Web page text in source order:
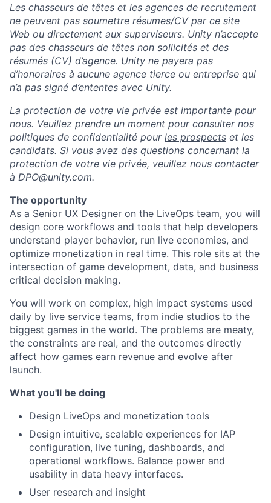
Les chasseurs de têtes et les agences de recrutement
ne peuvent pas soumettre résumes/CV par ce site
Web ou directement aux superviseurs. Unity n’accepte
pas des chasseurs de têtes non sollicités et des
résumés (CV) d’agence. Unity ne payera pas
d’honoraires à aucune agence tierce ou entreprise qui
n’a pas signé d’ententes avec Unity.
La protection de votre vie privée est importante pour
nous. Veuillez prendre un moment pour consulter nos
politiques de confidentialité pour les prospects et les
candidats. Si vous avez des questions concernant la
protection de votre vie privée, veuillez nous contacter
à DPO@unity.com.
The opportunity
As a Senior UX Designer on the LiveOps team, you will
design core workflows and tools that help developers
understand player behavior, run live economies, and
optimize monetization in real time. This role sits at the
intersection of game development, data, and business
critical decision making.
You will work on complex, high impact systems used
daily by live service teams, from indie studios to the
biggest games in the world. The problems are meaty,
the constraints are real, and the outcomes directly
affect how games earn revenue and evolve after
launch.
What you'll be doing
Design LiveOps and monetization tools
Design intuitive, scalable experiences for IAP
configuration, live tuning, dashboards, and
operational workflows. Balance power and
usability in data heavy interfaces.
User research and insight